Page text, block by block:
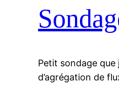
Petit sondage que
d’agrégation de